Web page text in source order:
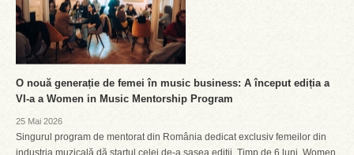
O nouă generație de femei în music business: A început ediția a
VI-a a Women in Music Mentorship Program
25 Mai 2026
Singurul program de mentorat din România dedicat exclusiv femeilor din
industria muzicală dă startul celei de-a șasea ediții. Timp de 6 luni, Women